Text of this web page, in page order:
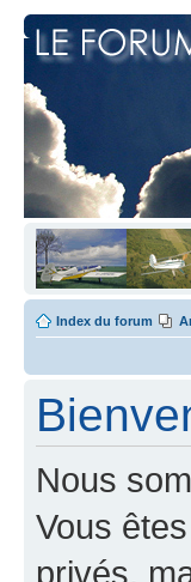
Index du forum
Nous
Vous
privés,